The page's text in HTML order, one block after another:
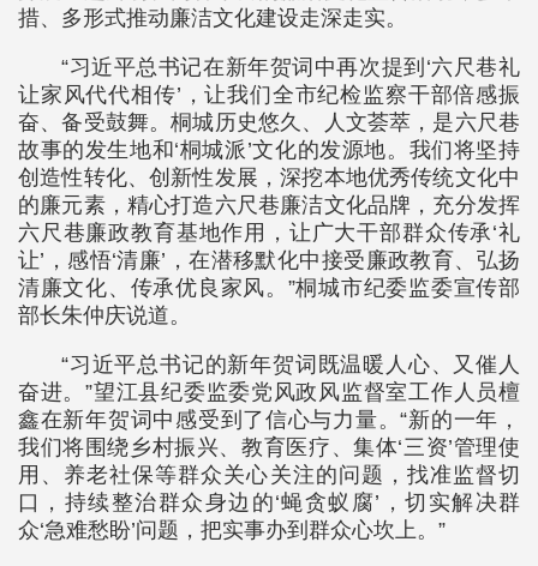
措、多形式推动廉洁文化建设走深走实。
“习近平总书记在新年贺词中再次提到‘六尺巷礼
让家风代代相传’，让我们全市纪检监察干部倍感振
奋、备受鼓舞。桐城历史悠久、人文荟萃，是六尺巷
故事的发生地和‘桐城派’文化的发源地。我们将坚持
创造性转化、创新性发展，深挖本地优秀传统文化中
的廉元素，精心打造六尺巷廉洁文化品牌，充分发挥
六尺巷廉政教育基地作用，让广大干部群众传承‘礼
让’，感悟‘清廉’，在潜移默化中接受廉政教育、弘扬
清廉文化、传承优良家风。”桐城市纪委监委宣传部
部长朱仲庆说道。
“习近平总书记的新年贺词既温暖人心、又催人
奋进。”望江县纪委监委党风政风监督室工作人员檀
鑫在新年贺词中感受到了信心与力量。“新的一年，
我们将围绕乡村振兴、教育医疗、集体‘三资’管理使
用、养老社保等群众关心关注的问题，找准监督切
口，持续整治群众身边的‘蝇贪蚁腐’，切实解决群
众‘急难愁盼’问题，把实事办到群众心坎上。”